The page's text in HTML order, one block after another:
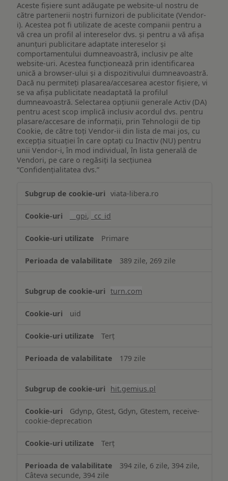
Aceste fișiere sunt adăugate pe website-ul nostru de
către partenerii noștri furnizori de publicitate (Vendor-
i). Acestea pot fi utilizate de aceste companii pentru a
vă crea un profil al intereselor dvs. și pentru a vă afișa
anunțuri publicitare adaptate intereselor și
comportamentului dumneavoastră, inclusiv pe alte
website-uri. Acestea funcționează prin identificarea
unică a browser-ului și a dispozitivului dumneavoastră.
Dacă nu permiteți plasarea/accesarea acestor fișiere, vi
se va afișa publicitate neadaptată la profilul
dumneavoastră. Selectarea opțiunii generale Activ (DA)
pentru acest scop implică inclusiv acordul dvs. pentru
plasare/accesare de informații, prin Tehnologii de tip
Cookie, de către toți Vendor-ii din lista de mai jos, cu
excepția situației în care optați cu Inactiv (NU) pentru
unii Vendor-i, în mod individual, în lista generală de
Vendori, pe care o regăsiți la secțiunea
“Confidențialitatea dvs.”
țintită
viata-libera.ro
__gpi, _cc_id
Primare
389 zile, 269 zile
turn.com
uid
Terț
179 zile
hit.gemius.pl
Gdynp, Gtest, Gdyn, Gtestem, receive-
cookie-deprecation
Terț
394 zile, 6 zile, 394 zile,
Câteva secunde, 394 zile